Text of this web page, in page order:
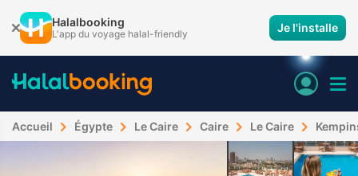
Halalbooking
L'app du voyage halal-friendly Je l'installe
Accueil Égypte Le Caire Caire Le Caire